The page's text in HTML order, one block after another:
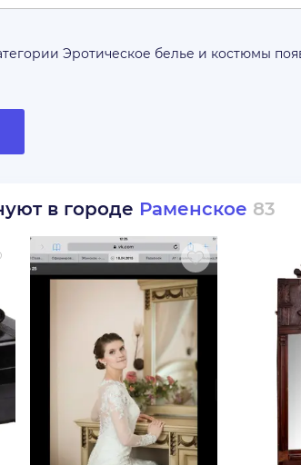
Эротическое белье и костюмы
в городе Раменское 83